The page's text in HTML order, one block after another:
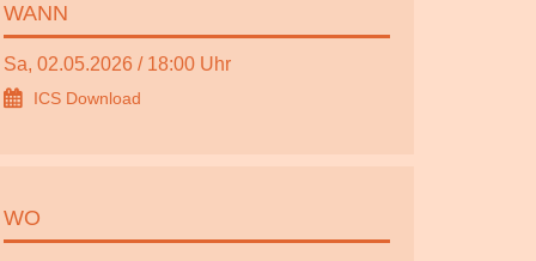
WANN
Sa, 02.05.2026 / 18:00 Uhr
ICS Download
WO